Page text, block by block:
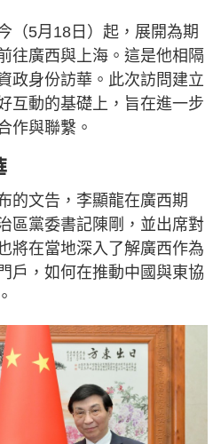
（5月18日）起，展開為期
往廣西與上海。這是他相隔
政身份訪華。此次訪問建立
互動的基礎上，旨在進一步
作與聯繫。
的文告，李顯龍在廣西期
區黨委書記陳剛，並出席對
將在當地深入了解廣西作為
戶，如何在推動中國與東協